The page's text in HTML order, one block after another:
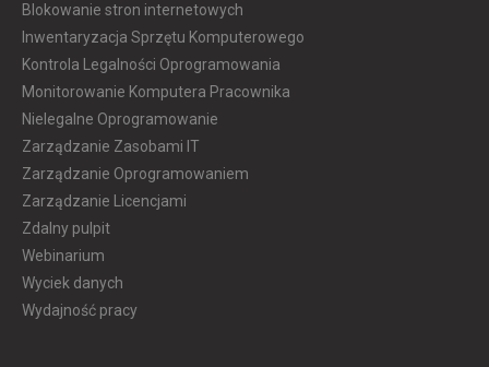
Blokowanie stron internetowych
Inwentaryzacja Sprzętu Komputerowego
Kontrola Legalności Oprogramowania
Monitorowanie Komputera Pracownika
Nielegalne Oprogramowanie
Zarządzanie Zasobami IT
Zarządzanie Oprogramowaniem
Zarządzanie Licencjami
Zdalny pulpit
Webinarium
Wyciek danych
Wydajność pracy